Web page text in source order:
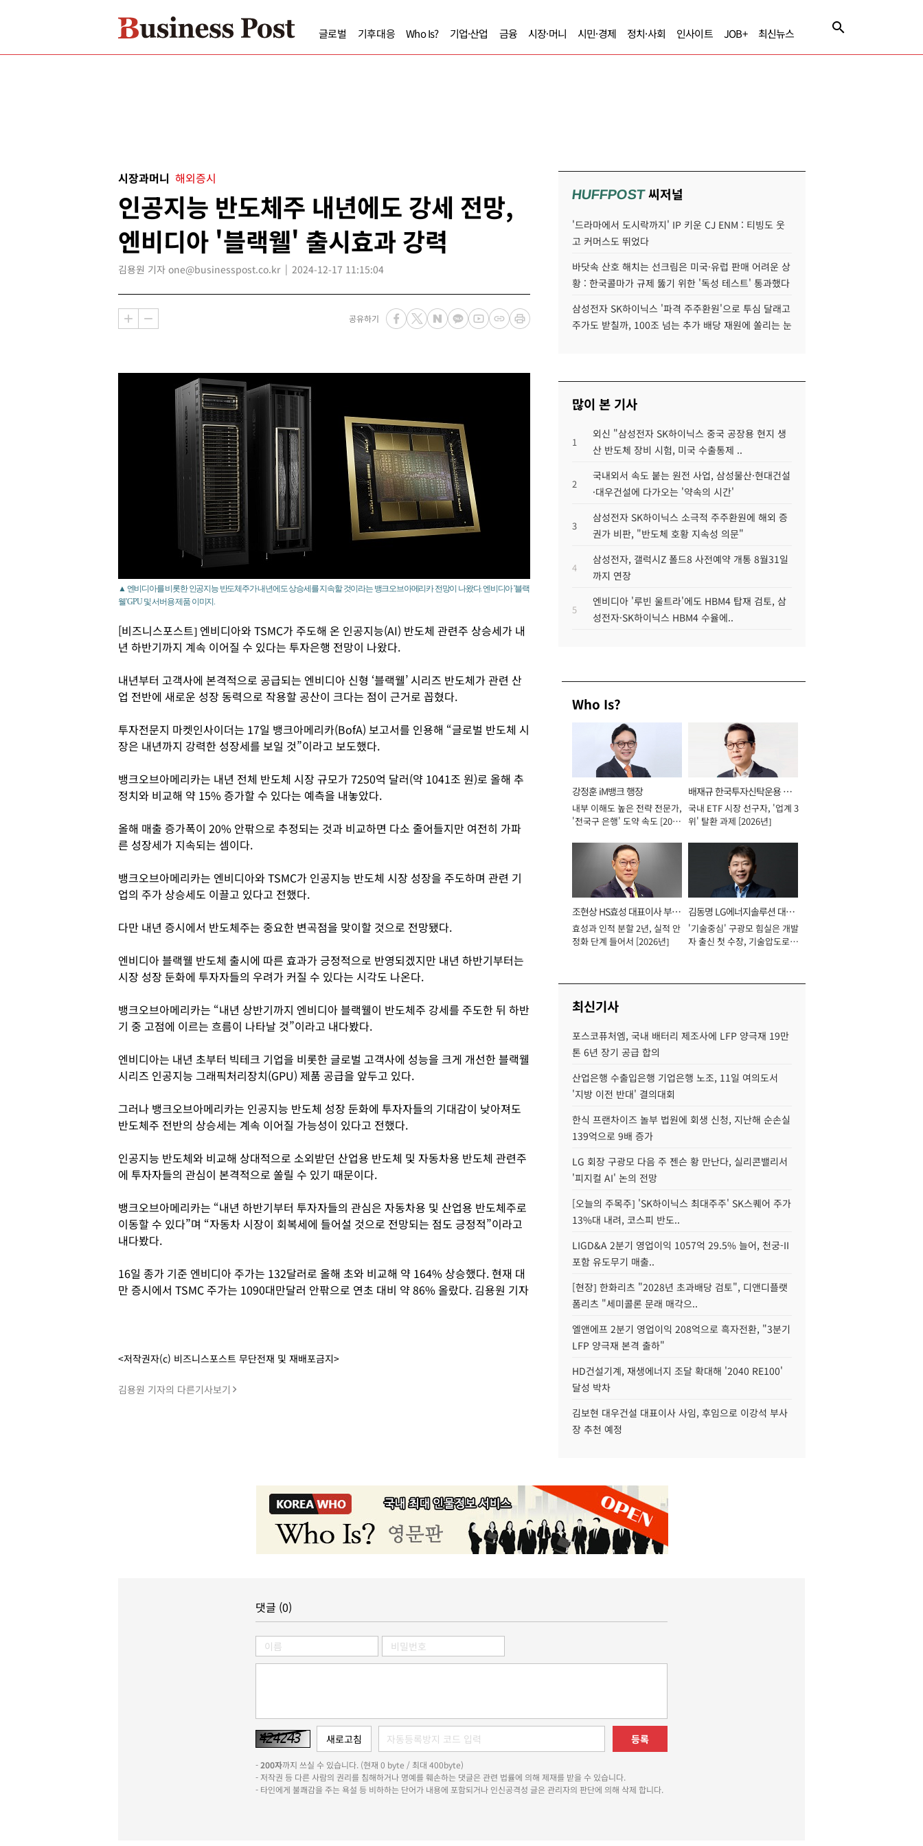
글로벌 기후대응 Who Is? 기업·산업 금융 시장·머니 시민·경제 정치·사회 인사이트 JOB+ 최신뉴스
시장과머니 해외증시
인공지능 반도체주 내년에도 강세 전망,
엔비디아 '블랙웰' 출시효과 강력
김용원 기자 one@businesspost.co.kr 2024-12-17 11:15:04
공유하기
▲ 엔비디아를 비롯한 인공지능 반도체주가 내년에도 상승세를 지속할 것이라는 뱅크오브아메리카 전망이 나왔다. 엔비디아 '블랙
웰' GPU 및 서버용 제품 이미지.
[비즈니스포스트] 엔비디아와 TSMC가 주도해 온 인공지능(AI) 반도체 관련주 상승세가 내
년 하반기까지 계속 이어질 수 있다는 투자은행 전망이 나왔다.
내년부터 고객사에 본격적으로 공급되는 엔비디아 신형 ‘블랙웰’ 시리즈 반도체가 관련 산
업 전반에 새로운 성장 동력으로 작용할 공산이 크다는 점이 근거로 꼽혔다.
투자전문지 마켓인사이더는 17일 뱅크아메리카(BofA) 보고서를 인용해 “글로벌 반도체 시
장은 내년까지 강력한 성장세를 보일 것”이라고 보도했다.
뱅크오브아메리카는 내년 전체 반도체 시장 규모가 7250억 달러(약 1041조 원)로 올해 추
정치와 비교해 약 15% 증가할 수 있다는 예측을 내놓았다.
올해 매출 증가폭이 20% 안팎으로 추정되는 것과 비교하면 다소 줄어들지만 여전히 가파
른 성장세가 지속되는 셈이다.
뱅크오브아메리카는 엔비디아와 TSMC가 인공지능 반도체 시장 성장을 주도하며 관련 기
업의 주가 상승세도 이끌고 있다고 전했다.
다만 내년 증시에서 반도체주는 중요한 변곡점을 맞이할 것으로 전망됐다.
엔비디아 블랙웰 반도체 출시에 따른 효과가 긍정적으로 반영되겠지만 내년 하반기부터는
시장 성장 둔화에 투자자들의 우려가 커질 수 있다는 시각도 나온다.
뱅크오브아메리카는 “내년 상반기까지 엔비디아 블랙웰이 반도체주 강세를 주도한 뒤 하반
기 중 고점에 이르는 흐름이 나타날 것”이라고 내다봤다.
엔비디아는 내년 초부터 빅테크 기업을 비롯한 글로벌 고객사에 성능을 크게 개선한 블랙웰
시리즈 인공지능 그래픽처리장치(GPU) 제품 공급을 앞두고 있다.
그러나 뱅크오브아메리카는 인공지능 반도체 성장 둔화에 투자자들의 기대감이 낮아져도
반도체주 전반의 상승세는 계속 이어질 가능성이 있다고 전했다.
인공지능 반도체와 비교해 상대적으로 소외받던 산업용 반도체 및 자동차용 반도체 관련주
에 투자자들의 관심이 본격적으로 쏠릴 수 있기 때문이다.
뱅크오브아메리카는 “내년 하반기부터 투자자들의 관심은 자동차용 및 산업용 반도체주로
이동할 수 있다”며 “자동차 시장이 회복세에 들어설 것으로 전망되는 점도 긍정적”이라고
내다봤다.
16일 종가 기준 엔비디아 주가는 132달러로 올해 초와 비교해 약 164% 상승했다. 현재 대
만 증시에서 TSMC 주가는 1090대만달러 안팎으로 연초 대비 약 86% 올랐다. 김용원 기자
<저작권자(c) 비즈니스포스트 무단전재 및 재배포금지>
김용원 기자의 다른기사보기
HUFFPOST씨저널
'드라마에서 도시락까지' IP 키운 CJ ENM : 티빙도 웃
고 커머스도 뛰었다
바닷속 산호 해치는 선크림은 미국·유럽 판매 어려운 상
황 : 한국콜마가 규제 뚫기 위한 '독성 테스트' 통과했다
삼성전자 SK하이닉스 '파격 주주환원'으로 투심 달래고
주가도 받칠까, 100조 넘는 추가 배당 재원에 쏠리는 눈
많이 본 기사
1
외신 "삼성전자 SK하이닉스 중국 공장용 현지 생
산 반도체 장비 시험, 미국 수출통제 ..
2
국내외서 속도 붙는 원전 사업, 삼성물산·현대건설
·대우건설에 다가오는 '약속의 시간'
3
삼성전자 SK하이닉스 소극적 주주환원에 해외 증
권가 비판, "반도체 호황 지속성 의문"
4
삼성전자, 갤럭시Z 폴드8 사전예약 개통 8월31일
까지 연장
5
엔비디아 '루빈 울트라'에도 HBM4 탑재 검토, 삼
성전자·SK하이닉스 HBM4 수율에..
Who Is?
강정훈 iM뱅크 행장
내부 이해도 높은 전략 전문가,
'전국구 은행' 도약 속도 [2026
배재규 한국투자신탁운용 대
표이사 사장
국내 ETF 시장 선구자, '업계 3
위' 탈환 과제 [2026년]
조현상 HS효성 대표이사 부회
장
효성과 인적 분할 2년, 실적 안
정화 단계 들어서 [2026년]
김동명 LG에너지솔루션 대표
이사 사장
'기술중심' 구광모 힘실은 개발
자 출신 첫 수장, 기술압도로
최신기사
포스코퓨처엠, 국내 배터리 제조사에 LFP 양극재 19만
톤 6년 장기 공급 합의
산업은행 수출입은행 기업은행 노조, 11일 여의도서
'지방 이전 반대' 결의대회
한식 프랜차이즈 놀부 법원에 회생 신청, 지난해 순손실
139억으로 9배 증가
LG 회장 구광모 다음 주 젠슨 황 만난다, 실리콘밸리서
'피지컬 AI' 논의 전망
[오늘의 주목주] 'SK하이닉스 최대주주' SK스퀘어 주가
13%대 내려, 코스피 반도..
LIGD&A 2분기 영업이익 1057억 29.5% 늘어, 천궁-II
포함 유도무기 매출..
[현장] 한화리츠 "2028년 초과배당 검토", 디앤디플랫
폼리츠 "세미콜론 문래 매각으..
엘앤에프 2분기 영업이익 208억으로 흑자전환, "3분기
LFP 양극재 본격 출하"
HD건설기계, 재생에너지 조달 확대해 '2040 RE100'
달성 박차
김보현 대우건설 대표이사 사임, 후임으로 이강석 부사
장 추천 예정
댓글 (0)
등록
-200자까지 쓰실 수 있습니다. (현재 0 byte / 최대 400byte)
- 저작권 등 다른 사람의 권리를 침해하거나 명예를 훼손하는 댓글은 관련 법률에 의해 제재를 받을 수 있습니다.
- 타인에게 불쾌감을 주는 욕설 등 비하하는 단어가 내용에 포함되거나 인신공격성 글은 관리자의 판단에 의해 삭제 합니다.